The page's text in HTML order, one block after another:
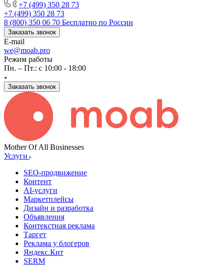
+7 (499) 350 28 73
+7 (499) 350 28 73
8 (800) 350 06 70 Бесплатно по России
Заказать звонок
E-mail
we@moab.pro
Режим работы
Пн. – Пт.: с 10:00 - 18:00
Заказать звонок
Mother Of All Businesses
Услуги
SEO-продвижение
Контент
AI-услуги
Маркетплейсы
Дизайн и разработка
Объявления
Контекстная реклама
Таргет
Реклама у блогеров
Яндекс.Кит
SERM